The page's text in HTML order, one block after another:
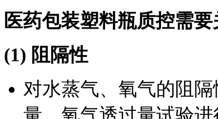
医药包装塑料瓶质控需
(1) 阻隔性
对水蒸气、氧气的阻
量、氧气透过量试验